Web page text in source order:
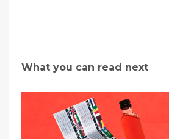
What you can read next